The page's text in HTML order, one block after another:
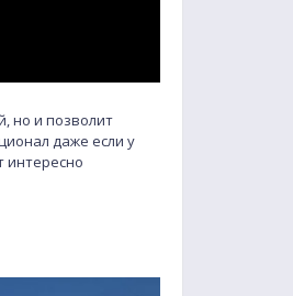
но и позволит
даже если у
интересно